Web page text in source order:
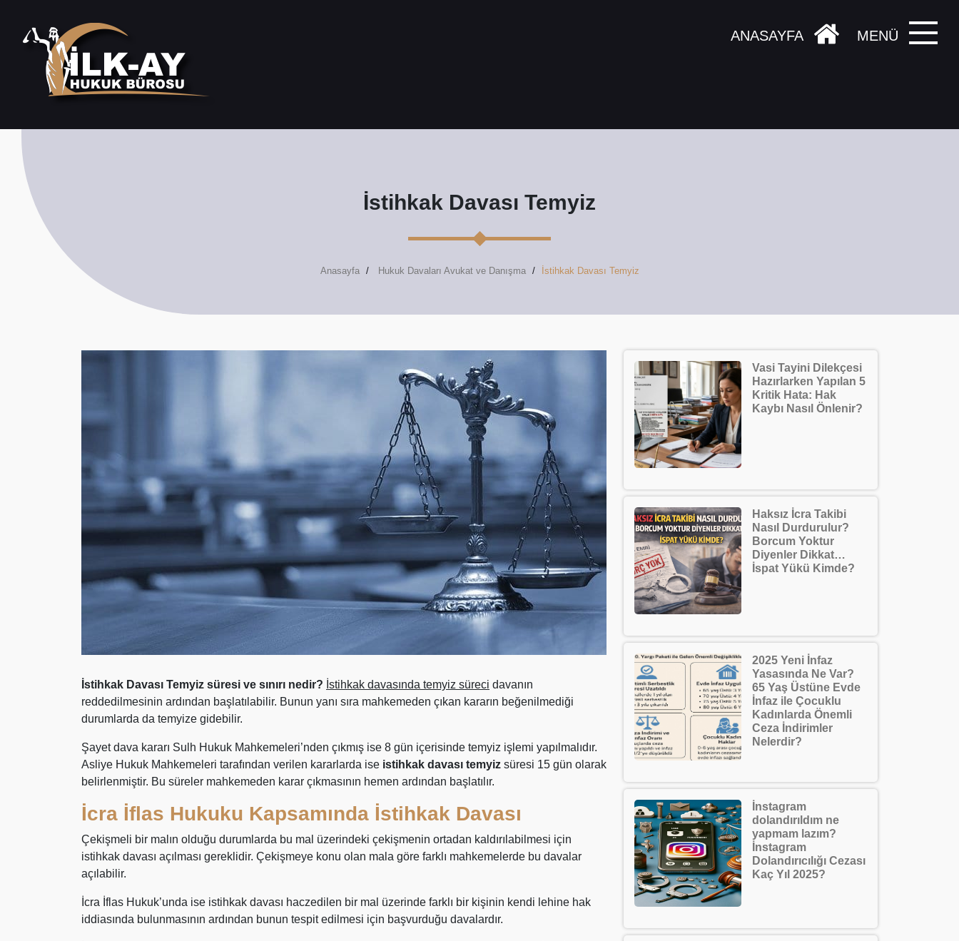
MENÜ
ANASAYFA
İstihkak Davası Temyiz
Anasayfa Hukuk Davaları Avukat ve Danışma İstihkak Davası Temyiz
İstihkak Davası Temyiz süresi ve sınırı nedir? İstihkak davasında temyiz süreci davanın
reddedilmesinin ardından başlatılabilir. Bunun yanı sıra mahkemeden çıkan kararın beğenilmediği
durumlarda da temyize gidebilir.
Şayet dava kararı Sulh Hukuk Mahkemeleri’nden çıkmış ise 8 gün içerisinde temyiz işlemi yapılmalıdır.
Asliye Hukuk Mahkemeleri tarafından verilen kararlarda ise istihkak davası temyiz süresi 15 gün olarak
belirlenmiştir. Bu süreler mahkemeden karar çıkmasının hemen ardından başlatılır.
İcra İflas Hukuku Kapsamında İstihkak Davası
Çekişmeli bir malın olduğu durumlarda bu mal üzerindeki çekişmenin ortadan kaldırılabilmesi için
istihkak davası açılması gereklidir. Çekişmeye konu olan mala göre farklı mahkemelerde bu davalar
açılabilir.
İcra İflas Hukuk’unda ise istihkak davası haczedilen bir mal üzerinde farklı bir kişinin kendi lehine hak
iddiasında bulunmasının ardından bunun tespit edilmesi için başvurduğu davalardır.
Vasi Tayini Dilekçesi
Hazırlarken Yapılan 5
Kritik Hata: Hak
Kaybı Nasıl Önlenir?
Haksız İcra Takibi
Nasıl Durdurulur?
Borcum Yoktur
Diyenler Dikkat…
İspat Yükü Kimde?
2025 Yeni İnfaz
Yasasında Ne Var?
65 Yaş Üstüne Evde
İnfaz ile Çocuklu
Kadınlarda Önemli
Ceza İndirimler
Nelerdir?
İnstagram
dolandırıldım ne
yapmam lazım?
İnstagram
Dolandırıcılığı Cezası
Kaç Yıl 2025?